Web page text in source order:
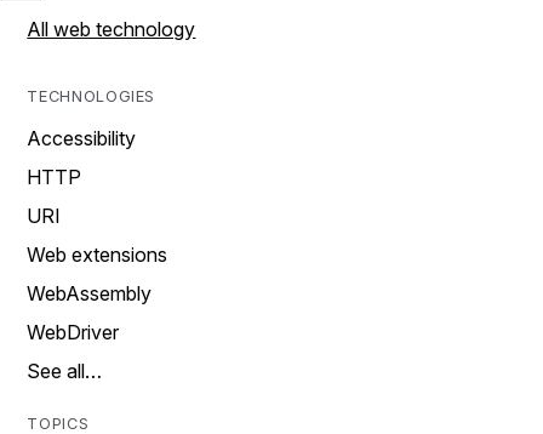
All web technology
TECHNOLOGIES
Accessibility
HTTP
URI
Web extensions
WebAssembly
WebDriver
See all…
TOPICS